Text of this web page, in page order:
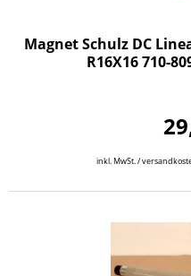
Magnet Schulz DC
R16X16 710-
inkl. MwSt. /